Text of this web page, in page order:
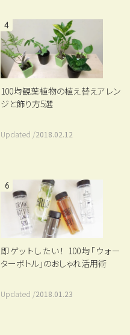
4
100均観葉植物の植え替えアレン
ジと飾り方5選
Updated /2018.02.12
6
即ゲットしたい！ 100均「ウォー
ターボトル」のおしゃれ活用術
Updated /2018.01.23